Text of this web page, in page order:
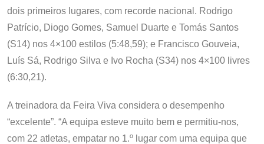
dois primeiros lugares, com recorde nacional. Rodrigo
Patrício, Diogo Gomes, Samuel Duarte e Tomás Santos
(S14) nos 4×100 estilos (5:48,59); e Francisco Gouveia,
Luís Sá, Rodrigo Silva e Ivo Rocha (S34) nos 4×100 livres
(6:30,21).
A treinadora da Feira Viva considera o desempenho
“excelente”. “A equipa esteve muito bem e permitiu-nos,
com 22 atletas, empatar no 1.º lugar com uma equipa que